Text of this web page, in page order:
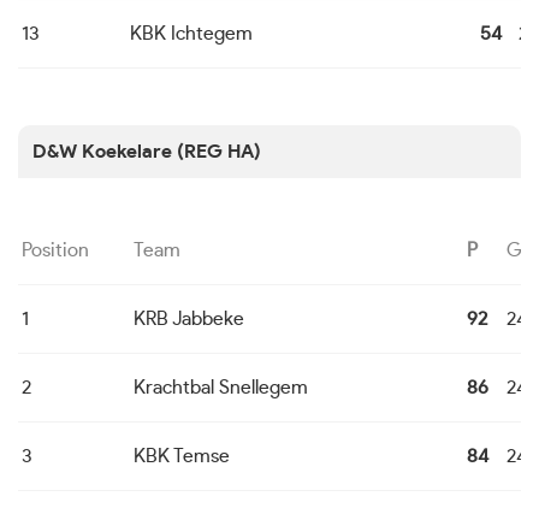
13 KBK Ichtegem 54 24
D&W Koekelare (REG HA)
Position Team P G
1 KRB Jabbeke 92 24
2 Krachtbal Snellegem 86 24
3 KBK Temse 84 24